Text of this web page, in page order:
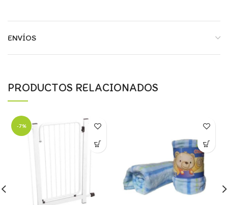
ENVÍOS
PRODUCTOS RELACIONADOS
-7%